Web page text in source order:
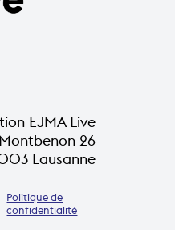
EJMA Live
26
Lausanne
Politique de
confidentialité